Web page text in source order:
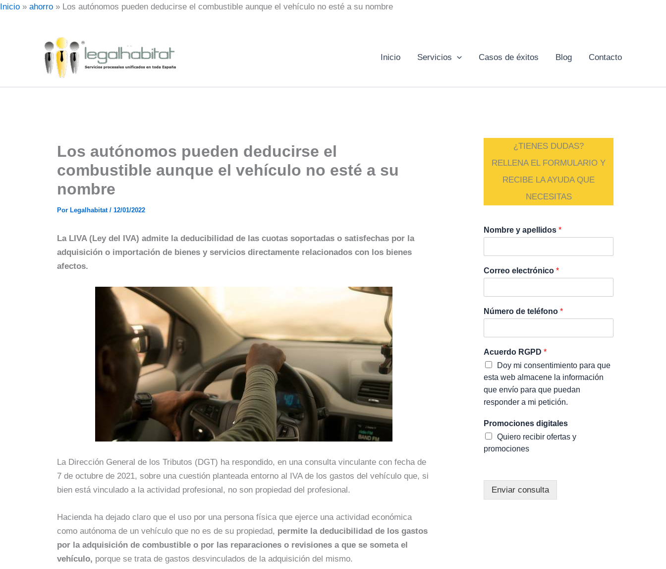
Inicio » ahorro » Los autónomos pueden deducirse el combustible aunque el vehículo no esté a su nombre
Ir
Inicio Servicios Casos de éxitos Blog Contacto
Los autónomos pueden deducirse el
combustible aunque el vehículo no esté a su
nombre
Por Legalhabitat / 12/01/2022
La LIVA (Ley del IVA) admite la deducibilidad de las cuotas soportadas o satisfechas por la
adquisición o importación de bienes y servicios directamente relacionados con los bienes
afectos.
La Dirección General de los Tributos (DGT) ha respondido, en una consulta vinculante con fecha de
7 de octubre de 2021, sobre una cuestión planteada entorno al IVA de los gastos del vehículo que, si
bien está vinculado a la actividad profesional, no son propiedad del profesional.
Hacienda ha dejado claro que el uso por una persona física que ejerce una actividad económica
como autónoma de un vehículo que no es de su propiedad, permite la deducibilidad de los gastos
por la adquisición de combustible o por las reparaciones o revisiones a que se someta el
vehículo, porque se trata de gastos desvinculados de la adquisición del mismo.
¿TIENES DUDAS?
RELLENA EL FORMULARIO Y
RECIBE LA AYUDA QUE
NECESITAS
Nombre y apellidos *
Correo electrónico *
Número de teléfono *
Acuerdo RGPD *
Doy mi consentimiento para que
esta web almacene la información
que envío para que puedan
responder a mi petición.
Promociones digitales
Quiero recibir ofertas y
promociones
Enviar consulta